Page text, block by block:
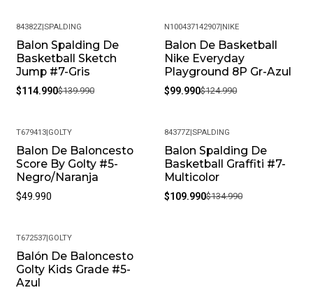
-18%
84382Z| SPALDING
Balon Spalding De
Basketball Sketch
Jump #7-Gris
$114.990$139.990
-20%
N100437142907 NIKE
Balon De Basketball
Nike Everyday
Playground 8P Gr-Azul
$99.990$124.990
T679413| GOLTY
Balon De Baloncesto
Score By Golty #5-
Negro/Naranja
$49.990
-19%
84377Z |SPALDING
Balon Spalding De
Basketball Graffiti #7-
Multicolor
$109.990$134.990
T672537| GOLTY
Balón De Baloncesto
Golty Kids Grade #5-
Azul